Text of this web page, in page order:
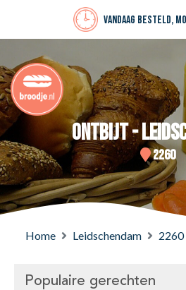
Vandaag besteld,
Ontbijt -
2260
Home Leidschendam 2260
Populaire gerechten